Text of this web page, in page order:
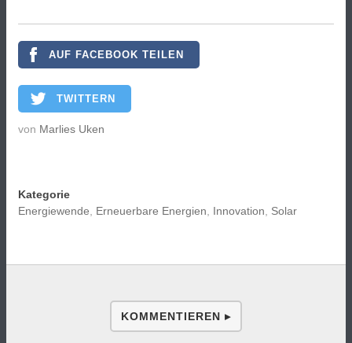
AUF FACEBOOK TEILEN
TWITTERN
von Marlies Uken
Kategorie
Energiewende
Erneuerbare Energien Innovation Solar
KOMMENTIEREN ▸